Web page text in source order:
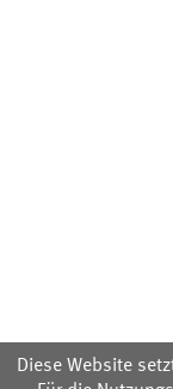
Diese Website